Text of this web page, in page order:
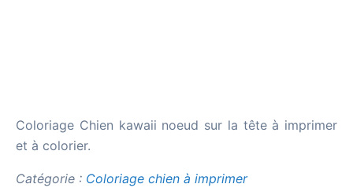
Coloriage Chien kawaii noeud sur la tête à imprimer
et à colorier.
Catégorie : Coloriage chien à imprimer